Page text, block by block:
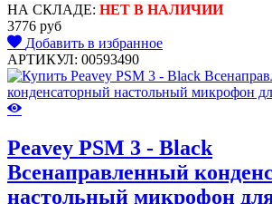
НА СКЛАДЕ: НЕТ В НАЛИЧИИ
3776 руб
Добавить в избранное
АРТИКУЛ: 00593490
Peavey PSM 3 - Black
Всенаправленный
настольный микрофон